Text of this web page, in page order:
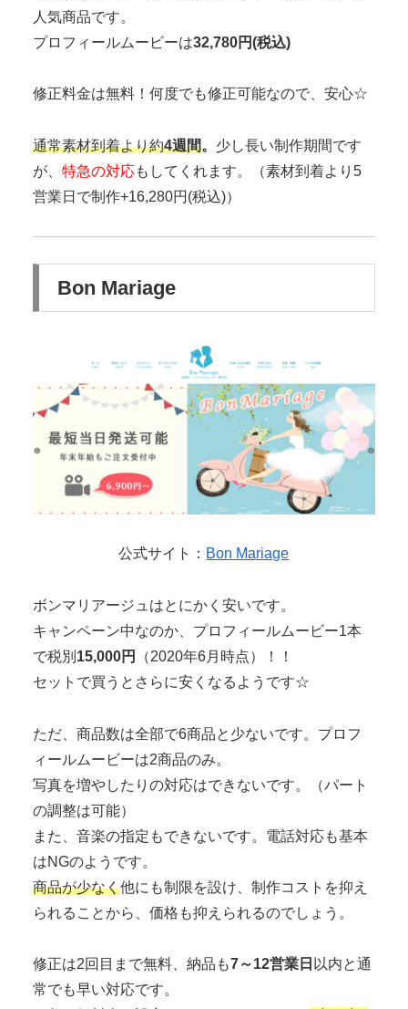
人気商品です。
プロフィールムービーは32,780円(税込)
修正料金は無料！何度でも修正可能なので、安心☆
通常素材到着より約4週間。 少し長い制作期間です
が、特急の対応もしてくれます。（素材到着より5
営業日で制作+16,280円(税込)）
Bon Mariage
公式サイト： Bon Mariage
ボンマリアージュはとにかく安いです。
キャンペーン中なのか、プロフィールムービー1本
で税別 15,000円
（2020年6月時点）！！
セットで買うとさらに安くなるようです☆
ただ、商品数は全部で6商品と少ないです。プロフ
ィールムービーは2商品のみ。
写真を増やしたりの対応はできないです。（パート
の調整は可能）
また、音楽の指定もできないです。電話対応も基本
はNGのようです。
商品が少なく他にも制限を設け、制作コストを抑え
られることから、価格も抑えられるのでしょう。
修正は2回目まで無料、納品も7～12営業日 以内と通
常でも早い対応です。